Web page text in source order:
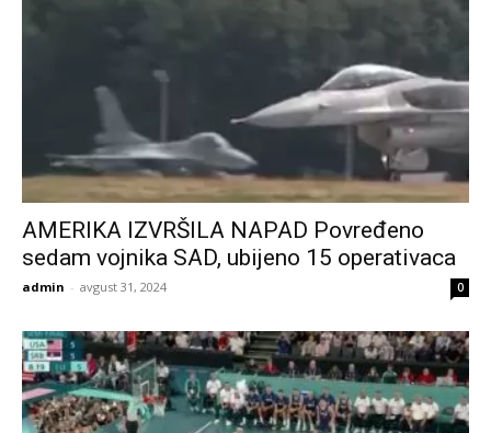
AMERIKA IZVRŠILA NAPAD Povređeno
sedam vojnika SAD, ubijeno 15 operativaca
admin - avgust 31, 2024 0